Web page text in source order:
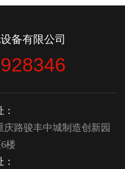
备有限公司
路骏丰中城制造创新园
楼